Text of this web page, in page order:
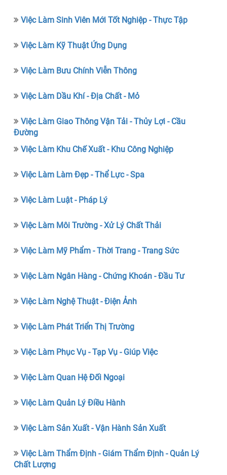
Việc Làm Sinh Viên Mới Tốt Nghiệp - Thực Tập
Việc Làm Kỹ Thuật Ứng Dụng
Việc Làm Bưu Chính Viễn Thông
Việc Làm Dầu Khí - Địa Chất - Mỏ
Việc Làm Giao Thông Vận Tải - Thủy Lợi - Cầu
Đường
Việc Làm Khu Chế Xuất - Khu Công Nghiệp
Việc Làm Làm Đẹp - Thể Lực - Spa
Việc Làm Luật - Pháp Lý
Việc Làm Môi Trường - Xử Lý Chất Thải
Việc Làm Mỹ Phẩm - Thời Trang - Trang Sức
Việc Làm Ngân Hàng - Chứng Khoán - Đầu Tư
Việc Làm Nghệ Thuật - Điện Ảnh
Việc Làm Phát Triển Thị Trường
Việc Làm Phục Vụ - Tạp Vụ - Giúp Việc
Việc Làm Quan Hệ Đối Ngoại
Việc Làm Quản Lý Điều Hành
Việc Làm Sản Xuất - Vận Hành Sản Xuất
Việc Làm Thẩm Định - Giám Thẩm Định - Quản Lý
Chất Lượng